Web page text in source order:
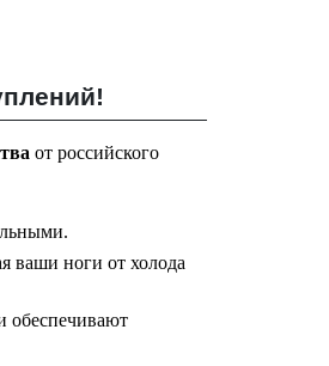
от российского
ваши ноги от холода
обеспечивают